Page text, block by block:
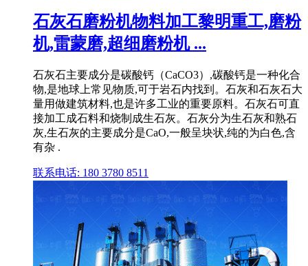
石灰石磨粉机物料加工黎明重工,磨粉
机,雷蒙磨,超细磨粉机 ...
石灰石主要成分是碳酸钙（CaCO3）,碳酸钙是一种化合
物,是地球上常见物质,可于岩石内找到。石灰和石灰石大
量用做建筑材料,也是许多工业的重要原料。石灰石可直
接加工成石料和烧制成生石灰。石灰分为生石灰和熟石
灰,生石灰的主要成分是CaO,一般呈块状,纯的为白色,含
有杂 .
联系电话: 180 3780 8511